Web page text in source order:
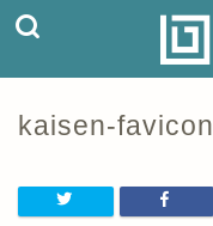
kaisen-favicon